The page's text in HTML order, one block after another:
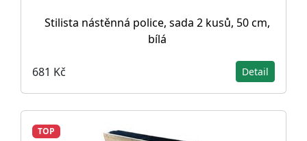
Stilista nástěnná police, sada 2 kusů, 50 cm,
bílá
681 Kč Detail
TOP